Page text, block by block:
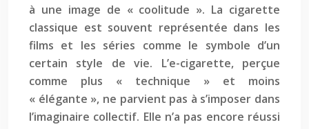
à une image de « coolitude ». La cigarette
classique est souvent représentée dans les
films et les séries comme le symbole d’un
certain style de vie. L’e-cigarette, perçue
comme plus « technique » et moins
« élégante », ne parvient pas à s’imposer dans
l’imaginaire collectif. Elle n’a pas encore réussi